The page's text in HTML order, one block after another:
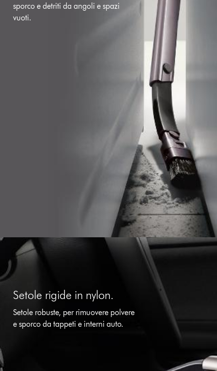
sporco e detriti da angoli e spazi
vuoti.
Setole rigide in nylon.
Setole robuste, per rimuovere polvere
e sporco da tappeti e interni auto.